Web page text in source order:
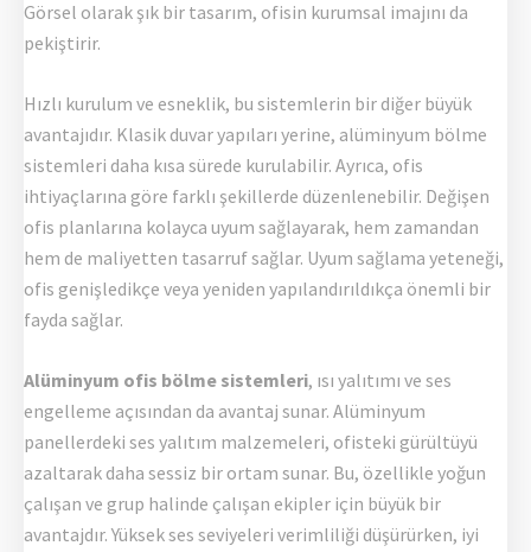
Görsel olarak şık bir tasarım, ofisin kurumsal imajını da
pekiştirir.
Hızlı kurulum ve esneklik, bu sistemlerin bir diğer büyük
avantajıdır. Klasik duvar yapıları yerine, alüminyum bölme
sistemleri daha kısa sürede kurulabilir. Ayrıca, ofis
ihtiyaçlarına göre farklı şekillerde düzenlenebilir. Değişen
ofis planlarına kolayca uyum sağlayarak, hem zamandan
hem de maliyetten tasarruf sağlar. Uyum sağlama yeteneği,
ofis genişledikçe veya yeniden yapılandırıldıkça önemli bir
fayda sağlar.
Alüminyum ofis bölme sistemleri, ısı yalıtımı ve ses
engelleme açısından da avantaj sunar. Alüminyum
panellerdeki ses yalıtım malzemeleri, ofisteki gürültüyü
azaltarak daha sessiz bir ortam sunar. Bu, özellikle yoğun
çalışan ve grup halinde çalışan ekipler için büyük bir
avantajdır. Yüksek ses seviyeleri verimliliği düşürürken, iyi